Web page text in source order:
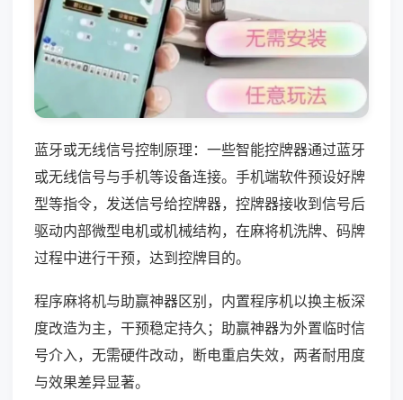
蓝牙或无线信号控制原理：一些智能控牌器通过蓝牙
或无线信号与手机等设备连接。手机端软件预设好牌
型等指令，发送信号给控牌器，控牌器接收到信号后
驱动内部微型电机或机械结构，在麻将机洗牌、码牌
过程中进行干预，达到控牌目的。
程序麻将机与助赢神器区别，内置程序机以换主板深
度改造为主，干预稳定持久；助赢神器为外置临时信
号介入，无需硬件改动，断电重启失效，两者耐用度
与效果差异显著。